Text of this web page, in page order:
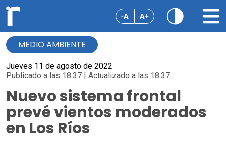
-A A+
MEDIO AMBIENTE
Jueves 11 de agosto de 2022
Publicado a las 18:37 | Actualizado a las 18:37
Nuevo sistema frontal
prevé vientos moderados
en Los Ríos